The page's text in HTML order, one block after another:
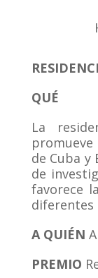
QUÉ
La
de Cuba y
de
favorece
diferentes
A QUIÉN
PREMIO R